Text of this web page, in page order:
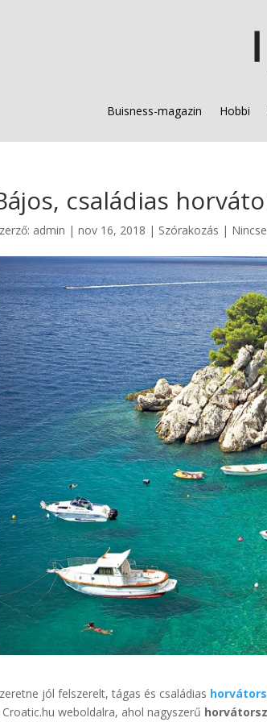
Buisness-magazin Hobbi
családias
admin |nov 16, 2018 | Szórakozás |
jól felszerelt, tágas és családias
Croatic.hu weboldalra, ahol nagyszerű